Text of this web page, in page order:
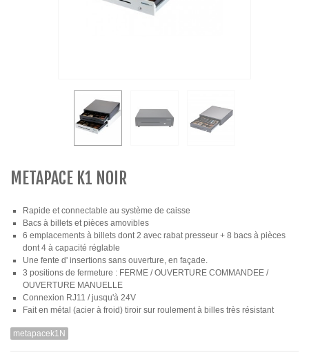
METAPACE K1 NOIR
Rapide et connectable au système de caisse
Bacs à billets et pièces amovibles
6 emplacements à billets dont 2 avec rabat presseur + 8 bacs à pièces
dont 4 à capacité réglable
Une fente d' insertions sans ouverture, en façade.
3 positions de fermeture : FERME / OUVERTURE COMMANDEE /
OUVERTURE MANUELLE
Connexion RJ11 / jusqu'à 24V
Fait en métal (acier à froid) tiroir sur roulement à billes très résistant
metapacek1N